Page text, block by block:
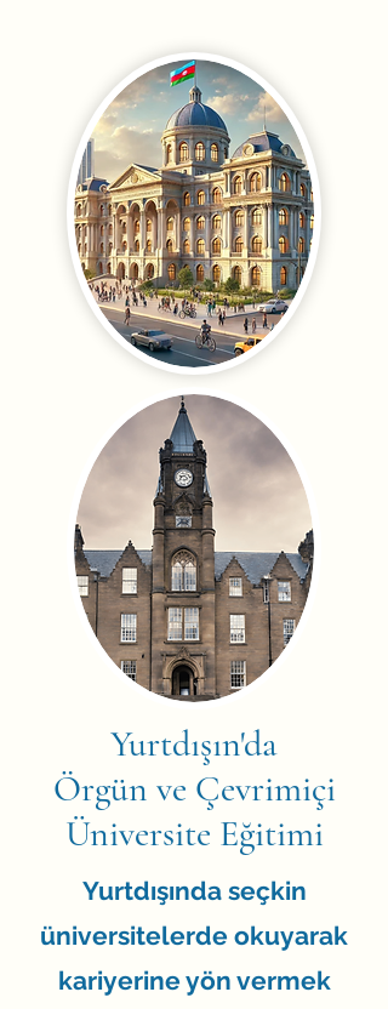
Yurtdışın'da
Örgün ve Çevrimiçi
Üniversite Eğitimi
Yurtdışında seçkin
üniversitelerde okuyarak
kariyerine yön vermek